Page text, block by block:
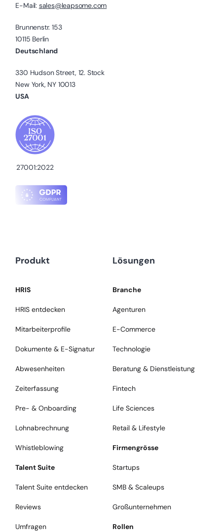
E-Mail: sales@leapsome.com
Brunnenstr. 153
10115 Berlin
Deutschland
330 Hudson Street, 12. Stock
New York, NY 10013
USA
27001:2022
Produkt
HRIS
HRIS entdecken
Mitarbeiterprofile
Dokumente & E-Signatur
Abwesenheiten
Zeiterfassung
Pre- & Onboarding
Lohnabrechnung
Whistleblowing
Talent Suite
Talent Suite entdecken
Reviews
Umfragen
Lösungen
Branche
Agenturen
E-Commerce
Technologie
Beratung & Dienstleistung
Fintech
Life Sciences
Retail & Lifestyle
Firmengrösse
Startups
SMB & Scaleups
Großunternehmen
Rollen